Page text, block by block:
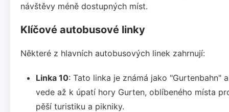
návštěvy méně dostupných míst.
Klíčové autobusové linky
Některé z hlavních autobusových linek zahrnují:
Linka 10: Tato linka je známá jako "Gurtenbahn" a
vede až k úpatí hory Gurten, oblíbeného místa
pěší turistiku a pikniky.